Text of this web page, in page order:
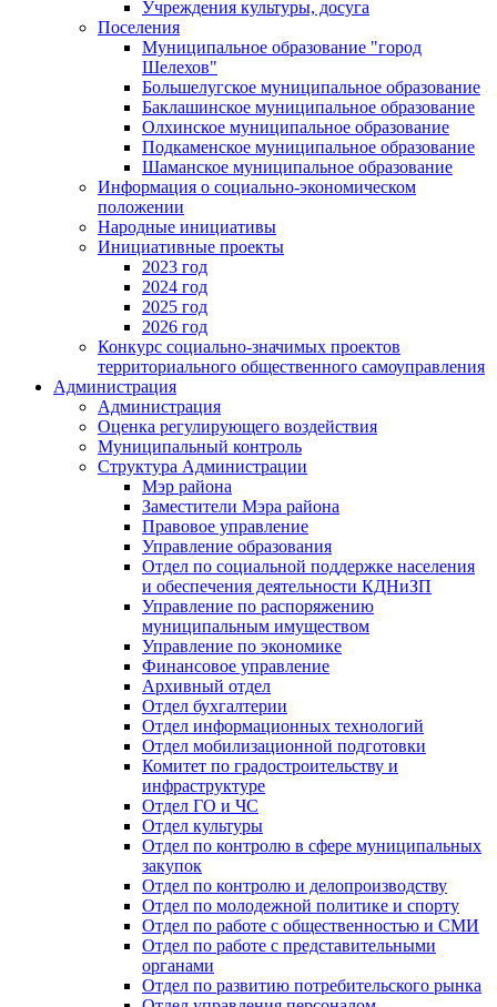
Учреждения культуры, досуга
Поселения
Муниципальное образование "город
Шелехов"
Большелугское муниципальное образование
Баклашинское муниципальное образование
Олхинское муниципальное образование
Подкаменское муниципальное образование
Шаманское муниципальное образование
Информация о социально-экономическом
положении
Народные инициативы
Инициативные проекты
2023 год
2024 год
2025 год
2026 год
Конкурс социально-значимых проектов
территориального общественного самоуправления
Администрация
Администрация
Оценка регулирующего воздействия
Муниципальный контроль
Структура Администрации
Мэр района
Заместители Мэра района
Правовое управление
Управление образования
Отдел по социальной поддержке населения
и обеспечения деятельности КДНиЗП
Управление по распоряжению
муниципальным имуществом
Управление по экономике
Финансовое управление
Архивный отдел
Отдел бухгалтерии
Отдел информационных технологий
Отдел мобилизационной подготовки
Комитет по градостроительству и
инфраструктуре
Отдел ГО и ЧС
Отдел культуры
Отдел по контролю в сфере муниципальных
закупок
Отдел по контролю и делопроизводству
Отдел по молодежной политике и спорту
Отдел по работе с общественностью и СМИ
Отдел по работе с представительными
органами
Отдел по развитию потребительского рынка